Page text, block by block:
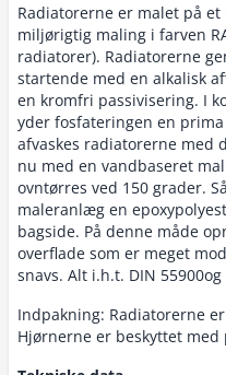
Radiatorerne er malet på
miljørigtig maling i farven
radiatorer). Radiatorerne
startende med en alkalisk
en kromfri passivisering. I
yder fosfateringen en
afvaskes radiatorerne med
nu med en vandbaseret
ovntørres ved 150 grader.
maleranlæg en
bagside. På denne måde
overflade som er meget
snavs. Alt i.h.t. DIN 55900og
Indpakning: Radiatorerne
Hjørnerne er beskyttet